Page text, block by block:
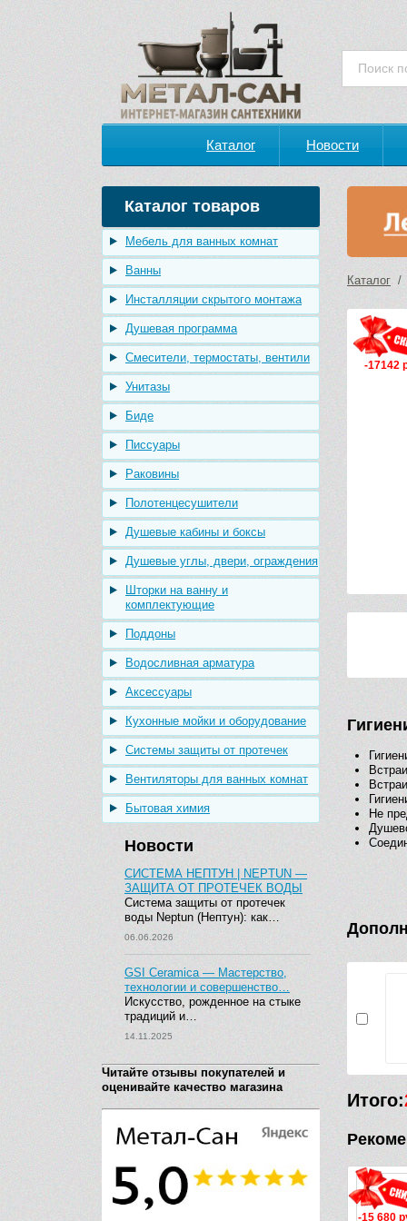
Каталог Новости
Каталог товаров
Мебель для ванных комнат
Ванны
Инсталляции скрытого монтажа
Душевая программа
Смесители, термостаты, вентили
Унитазы
Биде
Писсуары
Раковины
Полотенцесушители
Душевые кабины и боксы
Душевые углы, двери, ограждения
Шторки на ванну и
комплектующие
Поддоны
Водосливная арматура
Аксессуары
Кухонные мойки и оборудование
Системы защиты от протечек
Вентиляторы для ванных комнат
Бытовая химия
Новости
СИСТЕМА НЕПТУН | NEPTUN —
ЗАЩИТА ОТ ПРОТЕЧЕК ВОДЫ
Система защиты от протечек
воды Neptun (Нептун): как…
06.06.2026
GSI Ceramica — Мастерство,
технологии и совершенство…
Искусство, рожденное на стыке
традиций и…
14.11.2025
Читайте отзывы покупателей и
оценивайте качество магазина
Каталог /
-17142
Не
Итого:
-24 085